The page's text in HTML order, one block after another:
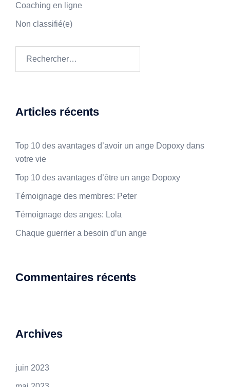
Coaching en ligne
Non classifié(e)
Articles récents
Top 10 des avantages d’avoir un ange Dopoxy dans
votre vie
Top 10 des avantages d’être un ange Dopoxy
Témoignage des membres: Peter
Témoignage des anges: Lola
Chaque guerrier a besoin d’un ange
Commentaires récents
Archives
juin 2023